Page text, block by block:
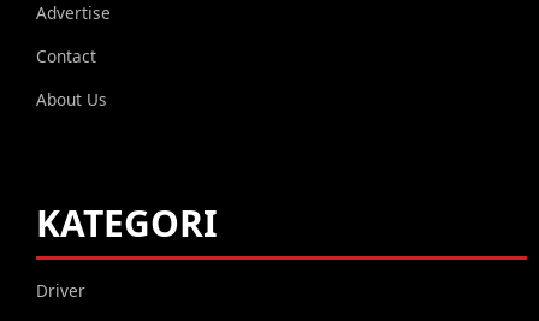
Advertise
Contact
About Us
KATEGORI
Driver